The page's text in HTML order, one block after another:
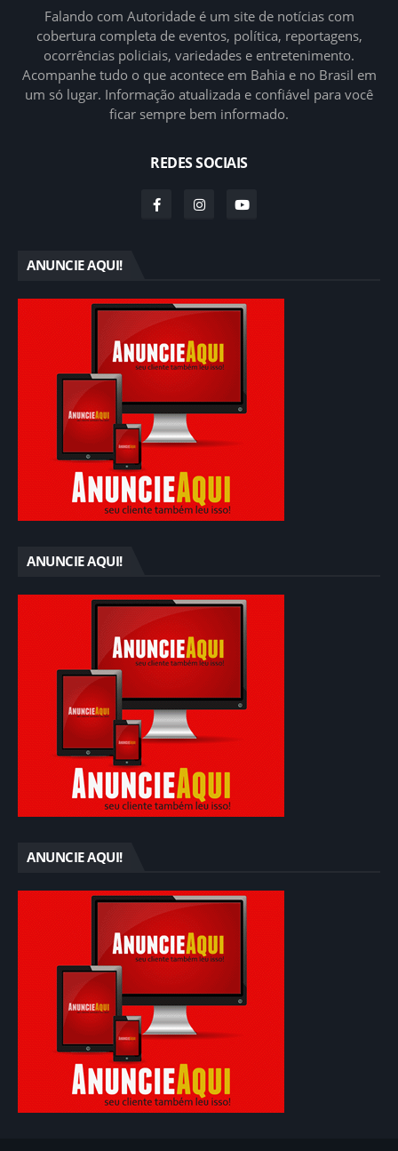
Falando com Autoridade é um site de notícias com
cobertura completa de eventos, política, reportagens,
ocorrências policiais, variedades e entretenimento.
Acompanhe tudo o que acontece em Bahia e no Brasil em
um só lugar. Informação atualizada e confiável para você
ficar sempre bem informado.
REDES SOCIAIS
ANUNCIE AQUI!
ANUNCIE AQUI!
ANUNCIE AQUI!